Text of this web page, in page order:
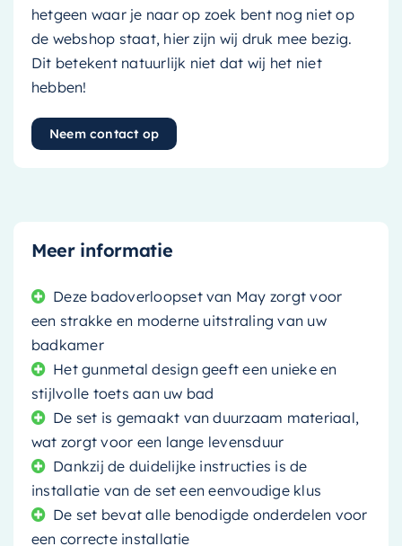
hetgeen waar je naar op zoek bent nog niet op
de webshop staat, hier zijn wij druk mee bezig.
Dit betekent natuurlijk niet dat wij het niet
hebben!
Neem contact op
Meer informatie
Deze badoverloopset van May zorgt voor
een strakke en moderne uitstraling van uw
badkamer
Het gunmetal design geeft een unieke en
stijlvolle toets aan uw bad
De set is gemaakt van duurzaam materiaal,
wat zorgt voor een lange levensduur
Dankzij de duidelijke instructies is de
installatie van de set een eenvoudige klus
De set bevat alle benodigde onderdelen voor
een correcte installatie